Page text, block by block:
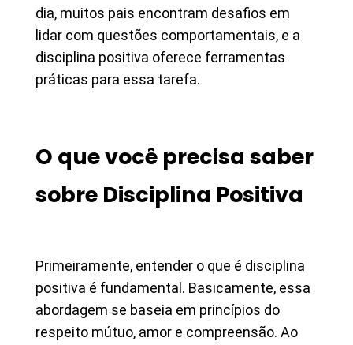
dia, muitos pais encontram desafios em
lidar com questões comportamentais, e a
disciplina positiva oferece ferramentas
práticas para essa tarefa.
O que você precisa saber
sobre Disciplina Positiva
Primeiramente, entender o que é disciplina
positiva é fundamental. Basicamente, essa
abordagem se baseia em princípios do
respeito mútuo, amor e compreensão. Ao